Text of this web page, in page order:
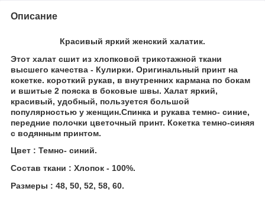
Описание
Красивый яркий женский халатик.
Этот халат сшит из хлопковой трикотажной ткани
высшего качества - Кулирки. Оригинальный принт на
кокетке. короткий рукав, в внутренних кармана по бокам
и вшитые 2 пояска в боковые швы. Халат яркий,
красивый, удобный, пользуется большой
популярностью у женщин.Спинка и рукава темно- синие,
передние полочки цветочный принт. Кокетка темно-синяя
с водянным принтом.
Цвет : Темно- синий.
Состав ткани : Хлопок - 100%.
Размеры : 48, 50, 52, 58, 60.